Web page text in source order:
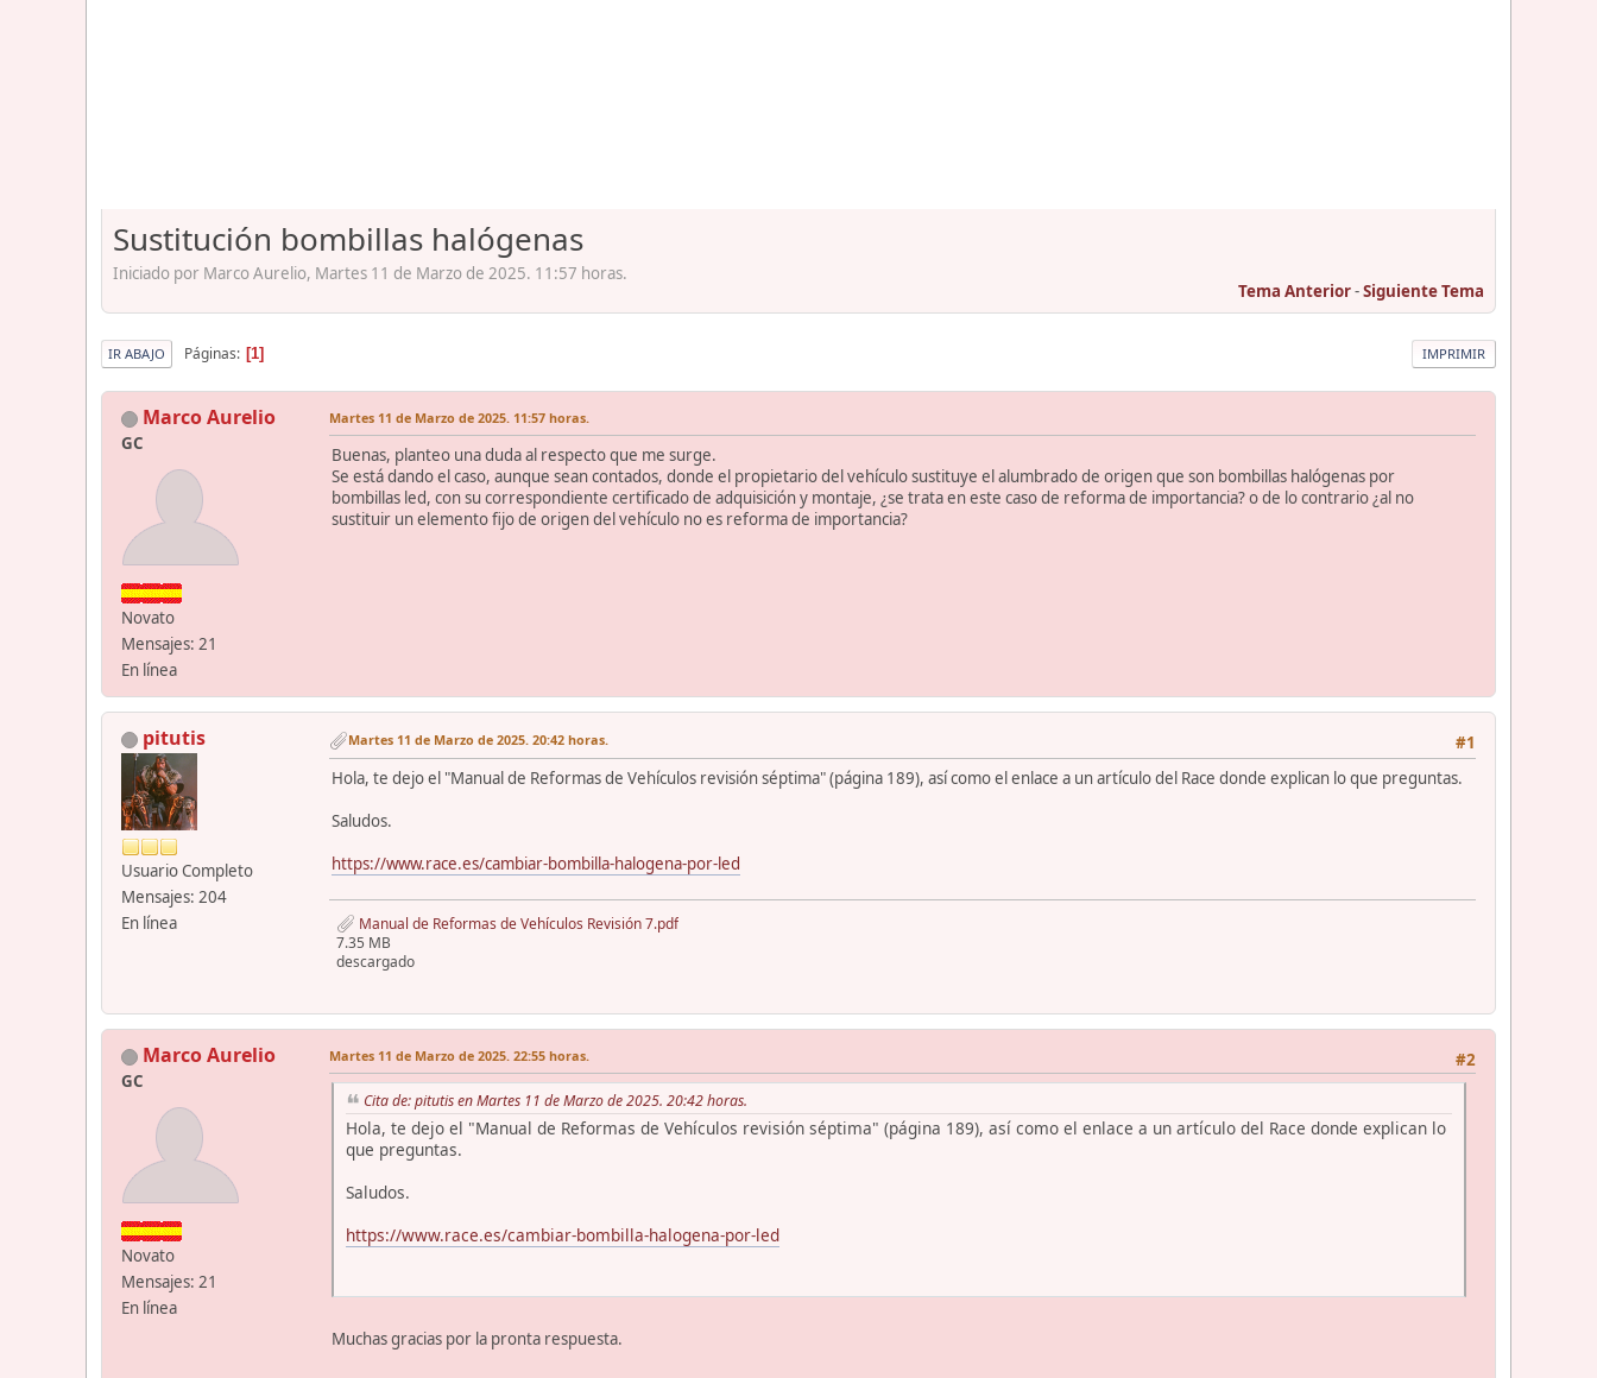
Sustitución bombillas halógenas
Iniciado por Marco Aurelio, Martes 11 de Marzo de 2025. 11:57 horas.
Tema Anterior-Siguiente Tema
IMPRIMIR
IR ABAJO Páginas 1
Marco Aurelio
GC
Novato
Mensajes: 21
En línea
Martes 11 de Marzo de 2025. 11:57 horas.
Buenas, planteo una duda al respecto que me surge.
Se está dando el caso, aunque sean contados, donde el propietario del vehículo sustituye el alumbrado de origen que son bombillas halógenas por
bombillas led, con su correspondiente certificado de adquisición y montaje, ¿se trata en este caso de reforma de importancia? o de lo contrario ¿al no
sustituir un elemento fijo de origen del vehículo no es reforma de importancia?
pitutis
Usuario Completo
Mensajes: 204
En línea
#1
Martes 11 de Marzo de 2025. 20:42 horas.
Hola, te dejo el "Manual de Reformas de Vehículos revisión séptima" (página 189), así como el enlace a un artículo del Race donde explican lo que preguntas.
Saludos.
https://www.race.es/cambiar-bombilla-halogena-por-led
Manual de Reformas de Vehículos Revisión 7.pdf
7.35 MB
descargado
Marco Aurelio
GC
Novato
Mensajes: 21
En línea
#2
Martes 11 de Marzo de 2025. 22:55 horas.
Cita de: pitutis en Martes 11 de Marzo de 2025. 20:42 horas.
Hola, te dejo el "Manual de Reformas de Vehículos revisión séptima" (página 189), así como el enlace a un artículo del Race donde explican lo
que preguntas.
Saludos.
https://www.race.es/cambiar-bombilla-halogena-por-led
Muchas gracias por la pronta respuesta.